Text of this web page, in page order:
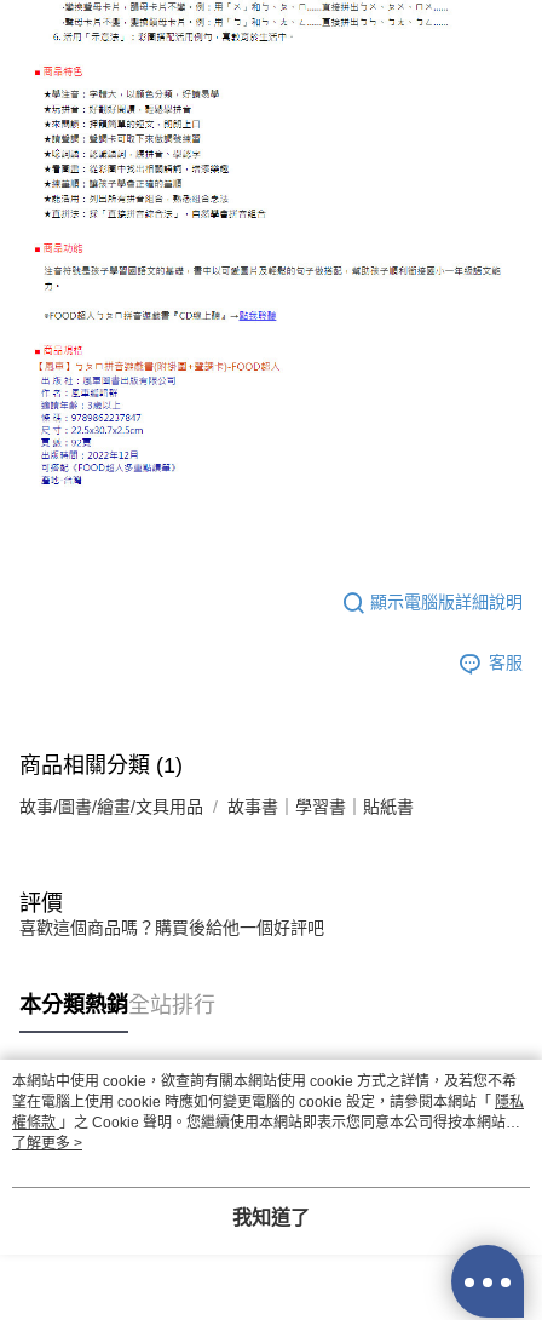
顯示電腦版詳細說明
客服
商品相關分類 (1)
故事/圖書/繪畫/文具用品 故事書｜學習書｜貼紙書
評價
喜歡這個商品嗎？購買後給他一個好評吧
本分類熱銷全站排行
熱門標籤
本網站中使用 cookie，欲查詢有關本網站使用 cookie 方式之詳情，及若您不希
望在電腦上使用 cookie 時應如何變更電腦的 cookie 設定，請參閱本網站「 隱私
權條款 」之 Cookie 聲明。您繼續使用本網站即表示您同意本公司得按本網站使
用條款之 Cookie 聲明使用 cookie。
了解更多 >
我知道了